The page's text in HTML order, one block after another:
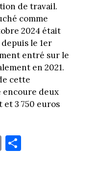
de travail.
comme
2024 était
le 1er
entré sur le
en 2021.
cette
deux
3 750 euros
E
m
Pa